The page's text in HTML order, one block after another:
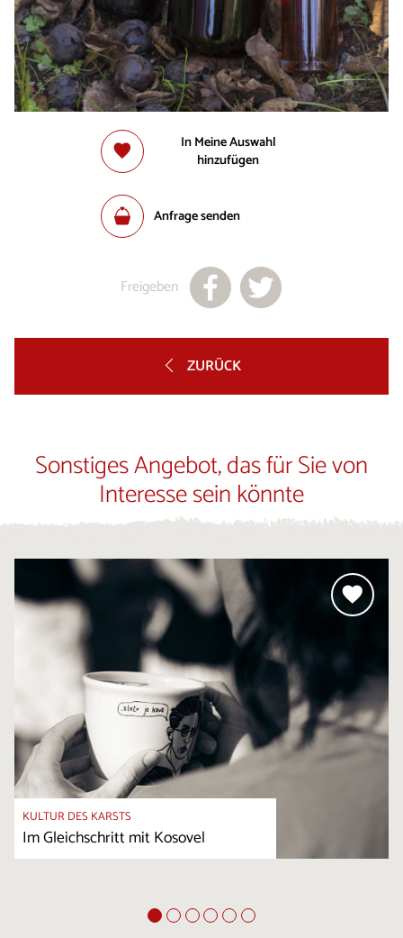
In Meine Auswahl
hinzufügen
Anfrage senden
Freigeben
ZURÜCK
Sonstiges Angebot, das für Sie von
Interesse sein könnte
KULTUR DES KARSTS
Im Gleichschritt mit Kosovel